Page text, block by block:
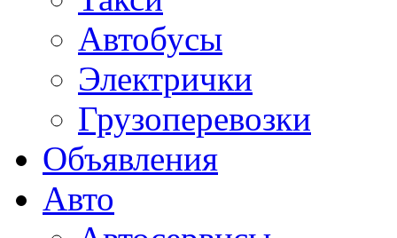
Автобусы
Электрички
Грузоперевозки
Объявления
Авто